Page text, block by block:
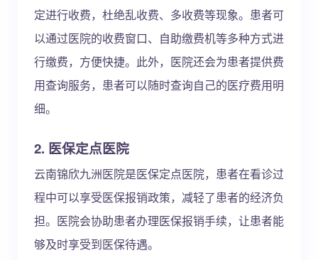
定进行收费，杜绝乱收费、多收费等现象。患者可
以通过医院的收费窗口、自助缴费机等多种方式进
行缴费，方便快捷。此外，医院还会为患者提供费
用查询服务，患者可以随时查询自己的医疗费用明
细。
2. 医保定点医院
云南锦欣九洲医院是医保定点医院，患者在看诊过
程中可以享受医保报销政策，减轻了患者的经济负
担。医院会协助患者办理医保报销手续，让患者能
够及时享受到医保待遇。